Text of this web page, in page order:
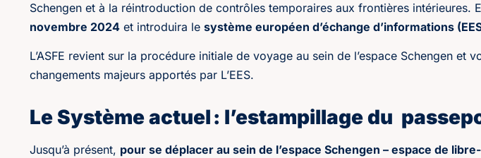
Schengen et à la réintroduction de contrôles temporaires aux frontières intérieures.
novembre 2024 et introduira le système européen d’échange d’informations
L’ASFE revient sur la procédure initiale de voyage au sein de l’espace Schengen et
changements majeurs apportés par L’EES.
Le Système actuel : l’estampillage du
Jusqu’à présent, pour se déplacer au sein de l’espace Schengen – espace de